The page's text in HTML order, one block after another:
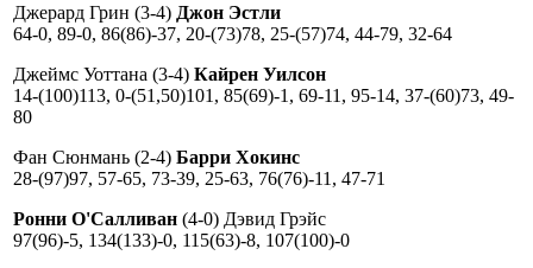
Джерард Грин (3-4) Джон Эстли
64-0, 89-0, 86(86)-37, 20-(73)78, 25-(57)74, 44-79, 32-64
Джеймс Уоттана (3-4) Кайрен Уилсон
14-(100)113, 0-(51,50)101, 85(69)-1, 69-11, 95-14, 37-(60)73, 49-
80
Фан Сюнмань (2-4) Барри Хокинс
28-(97)97, 57-65, 73-39, 25-63, 76(76)-11, 47-71
Ронни О'Салливан (4-0) Дэвид Грэйс
97(96)-5, 134(133)-0, 115(63)-8, 107(100)-0